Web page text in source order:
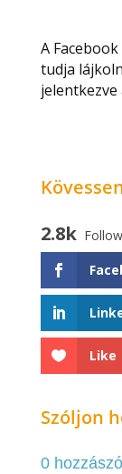
A
tudja
jelentkezve
2.8k
Like
Szóljon
0